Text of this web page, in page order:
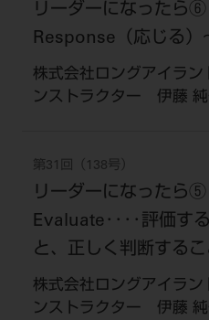
リーダーになったら
Response（応じる）
株式会社ロングアイラ
ンストラクター 伊藤
第31回（138号）
リーダーになったら
Evaluate････評価す
と、正しく判断する
株式会社ロングアイラ
ンストラクター 伊藤